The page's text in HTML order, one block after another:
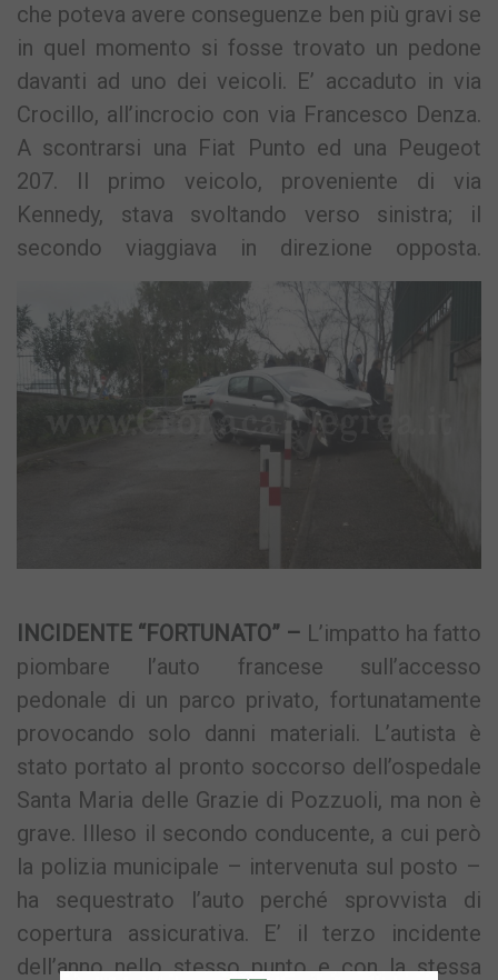
che poteva avere conseguenze ben più gravi se
in quel momento si fosse trovato un pedone
davanti ad uno dei veicoli. E’ accaduto in via
Crocillo, all’incrocio con via Francesco Denza.
A scontrarsi una Fiat Punto ed una Peugeot
207. Il primo veicolo, proveniente di via
Kennedy, stava svoltando verso sinistra; il
secondo viaggiava in direzione opposta.
INCIDENTE “FORTUNATO” – L’impatto ha fatto
piombare l’auto francese sull’accesso
pedonale di un parco privato, fortunatamente
provocando solo danni materiali. L’autista è
stato portato al pronto soccorso dell’ospedale
Santa Maria delle Grazie di Pozzuoli, ma non è
grave. Illeso il secondo conducente, a cui però
la polizia municipale – intervenuta sul posto –
ha sequestrato l’auto perché sprovvista di
copertura assicurativa. E’ il terzo incidente
dell’anno nello stesso punto e con la stessa